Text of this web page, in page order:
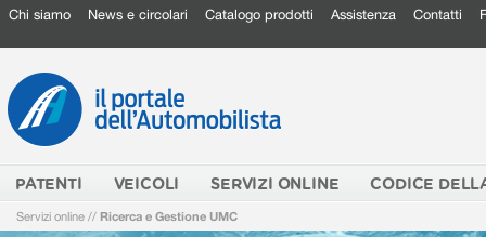
Chi siamo News e circolari Catalogo prodotti Assistenza Contatti
PATENTI VEICOLI SERVIZI ONLINE CODICE
Servizi online // Ricerca e Gestione UMC